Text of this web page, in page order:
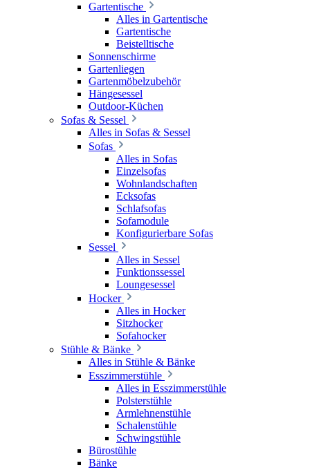
Gartentische
Alles in Gartentische
Gartentische
Beistelltische
Sonnenschirme
Gartenliegen
Gartenmöbelzubehör
Hängesessel
Outdoor-Küchen
Sofas & Sessel
Alles in Sofas & Sessel
Sofas
Alles in Sofas
Einzelsofas
Wohnlandschaften
Ecksofas
Schlafsofas
Sofamodule
Konfigurierbare Sofas
Sessel
Alles in Sessel
Funktionssessel
Loungesessel
Hocker
Alles in Hocker
Sitzhocker
Sofahocker
Stühle & Bänke
Alles in Stühle & Bänke
Esszimmerstühle
Alles in Esszimmerstühle
Polsterstühle
Armlehnenstühle
Schalenstühle
Schwingstühle
Bürostühle
Bänke